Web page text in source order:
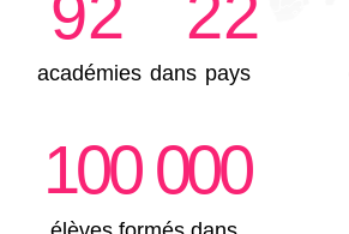
En envoyant la demande, vous
données personnelles.